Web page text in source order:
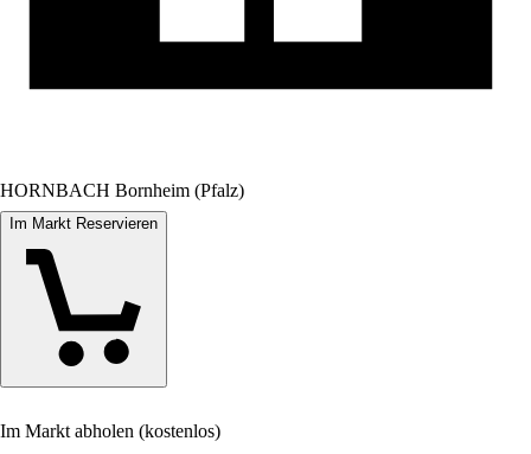
HORNBACH Bornheim (Pfalz)
Im Markt Reservieren
Im Markt abholen (kostenlos)